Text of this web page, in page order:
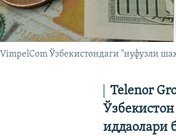
VimpelCom Ўзбекистондаги "нуфузли
Telenor
иддаолари